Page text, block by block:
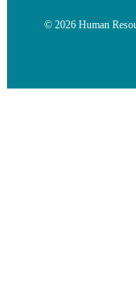
© 2026 Human